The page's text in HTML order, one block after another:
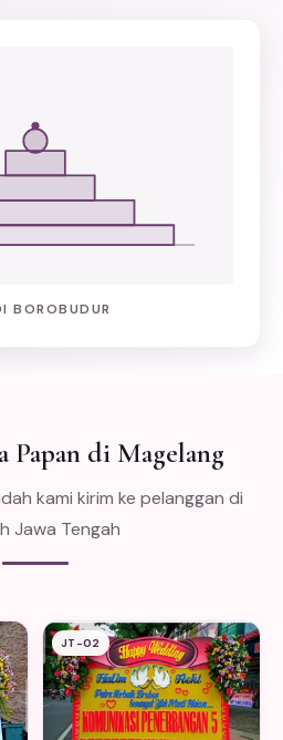
BOROBUDUR
Papan di Magelang
kami kirim ke pelanggan di
Jawa Tengah
JT-02